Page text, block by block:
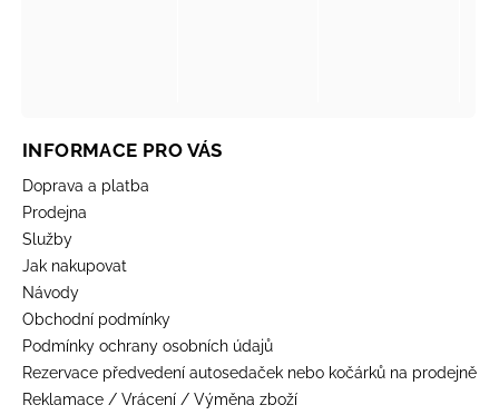
INFORMACE PRO VÁS
Doprava a platba
Prodejna
Služby
Jak nakupovat
Návody
Obchodní podmínky
Podmínky ochrany osobních údajů
Rezervace předvedení autosedaček nebo kočárků na prodejně
Reklamace / Vrácení / Výměna zboží